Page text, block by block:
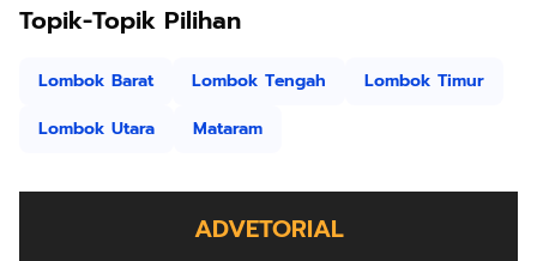
Topik-Topik Pilihan
Lombok Barat Lombok Tengah
Lombok Timur
Lombok Utara
Mataram
ADVETORIAL